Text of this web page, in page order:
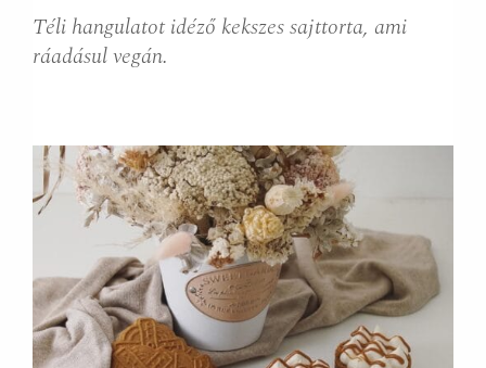
Téli hangulatot idéző kekszes sajttorta, ami
ráadásul vegán.